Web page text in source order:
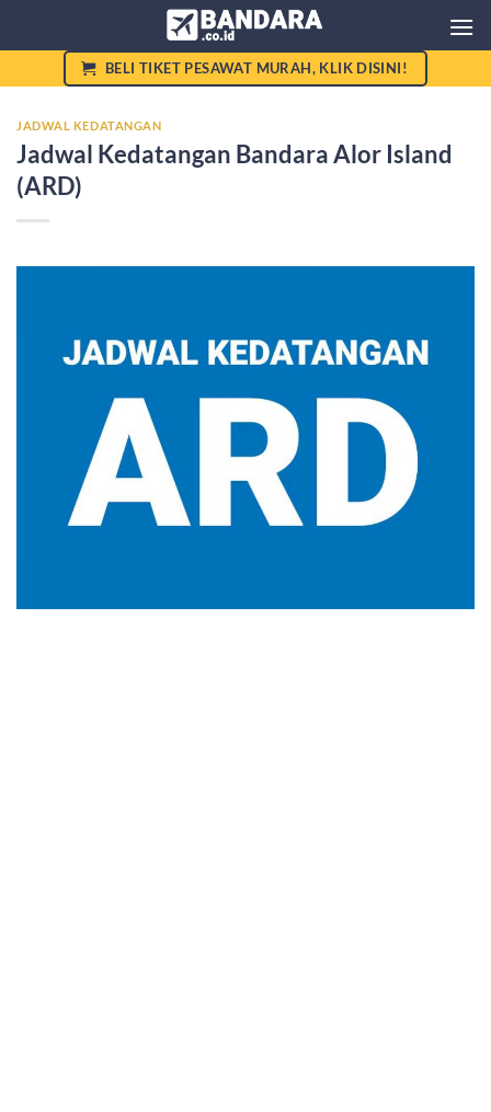
BELI TIKET PESAWAT MURAH, KLIK DISINI!
JADWAL KEDATANGAN
Jadwal Kedatangan Bandara Alor Island
(ARD)